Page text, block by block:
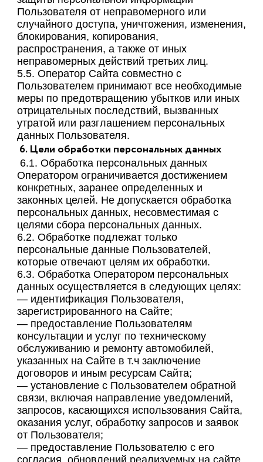
Пользователя от неправомерного или
случайного доступа, уничтожения, изменения,
блокирования, копирования,
распространения, а также от иных
неправомерных действий третьих лиц.
5.5. Оператор Сайта совместно с
Пользователем принимают все необходимые
меры по предотвращению убытков или иных
отрицательных последствий, вызванных
утратой или разглашением персональных
данных Пользователя.
6. Цели обработки персональных данных
6.1. Обработка персональных данных
Оператором ограничивается достижением
конкретных, заранее определенных и
законных целей. Не допускается обработка
персональных данных, несовместимая с
целями сбора персональных данных.
6.2. Обработке подлежат только
персональные данные Пользователей,
которые отвечают целям их обработки.
6.3. Обработка Оператором персональных
данных осуществляется в следующих целях:
— идентификация Пользователя,
зарегистрированного на Сайте;
— предоставление Пользователям
консультации и услуг по техническому
обслуживанию и ремонту автомобилей,
указанных на Сайте в т.ч заключение
договоров и иным ресурсам Сайта;
— установление с Пользователем обратной
связи, включая направление уведомлений,
запросов, касающихся использования Сайта,
оказания услуг, обработку запросов и заявок
от Пользователя;
— предоставление Пользователю с его
согласия, обновлений реализуемых на сайте